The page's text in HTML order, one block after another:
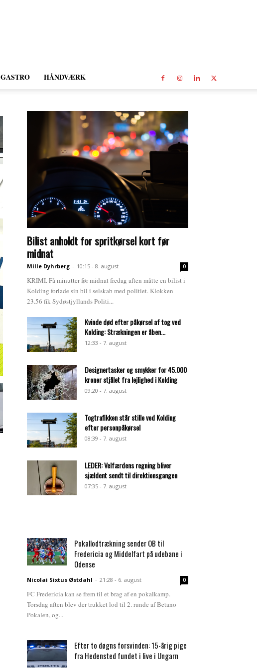
GASTRO HÅNDVÆRK
Bilist anholdt for spritkørsel kort før
midnat
Mille Dyhrberg - 10:15 - 8. august 0
KRIMI. Få minutter før midnat fredag aften måtte en bilist i
Kolding forlade sin bil i selskab med politiet. Klokken
23.56 fik Sydøstjyllands Politi...
Kvinde død efter påkørsel af tog ved
Kolding: Strækningen er åben...
12:33 - 7. august
Designertasker og smykker for 45.000
kroner stjålet fra lejlighed i Kolding
09:20 - 7. august
Togtrafikken står stille ved Kolding
efter personpåkørsel
08:39 - 7. august
LEDER: Velfærdens regning bliver
sjældent sendt til direktionsgangen
07:35 - 7. august
Pokallodtrækning sender OB til
Fredericia og Middelfart på udebane i
Odense
Nicolai Sixtus Østdahl - 21:28 - 6. august 0
FC Fredericia kan se frem til et brag af en pokalkamp.
Torsdag aften blev der trukket lod til 2. runde af Betano
Pokalen, og...
Efter to døgns forsvinden: 15-årig pige
fra Hedensted fundet i live i Ungarn